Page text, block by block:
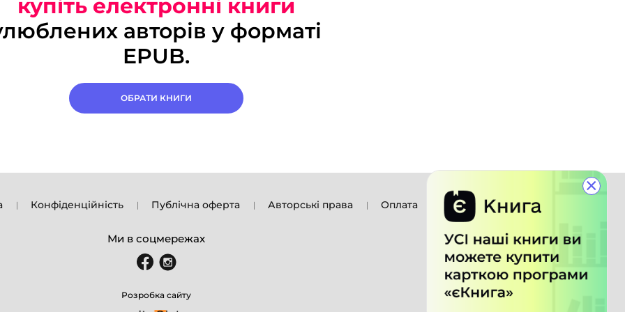
×
купіть електронні книги
авторів у форматі
EPUB.
ОБРАТИ КНИГИ
Конфіденційність Публічна оферта Авторські права Оплата
Ми в соцмережах
Розробка сайту